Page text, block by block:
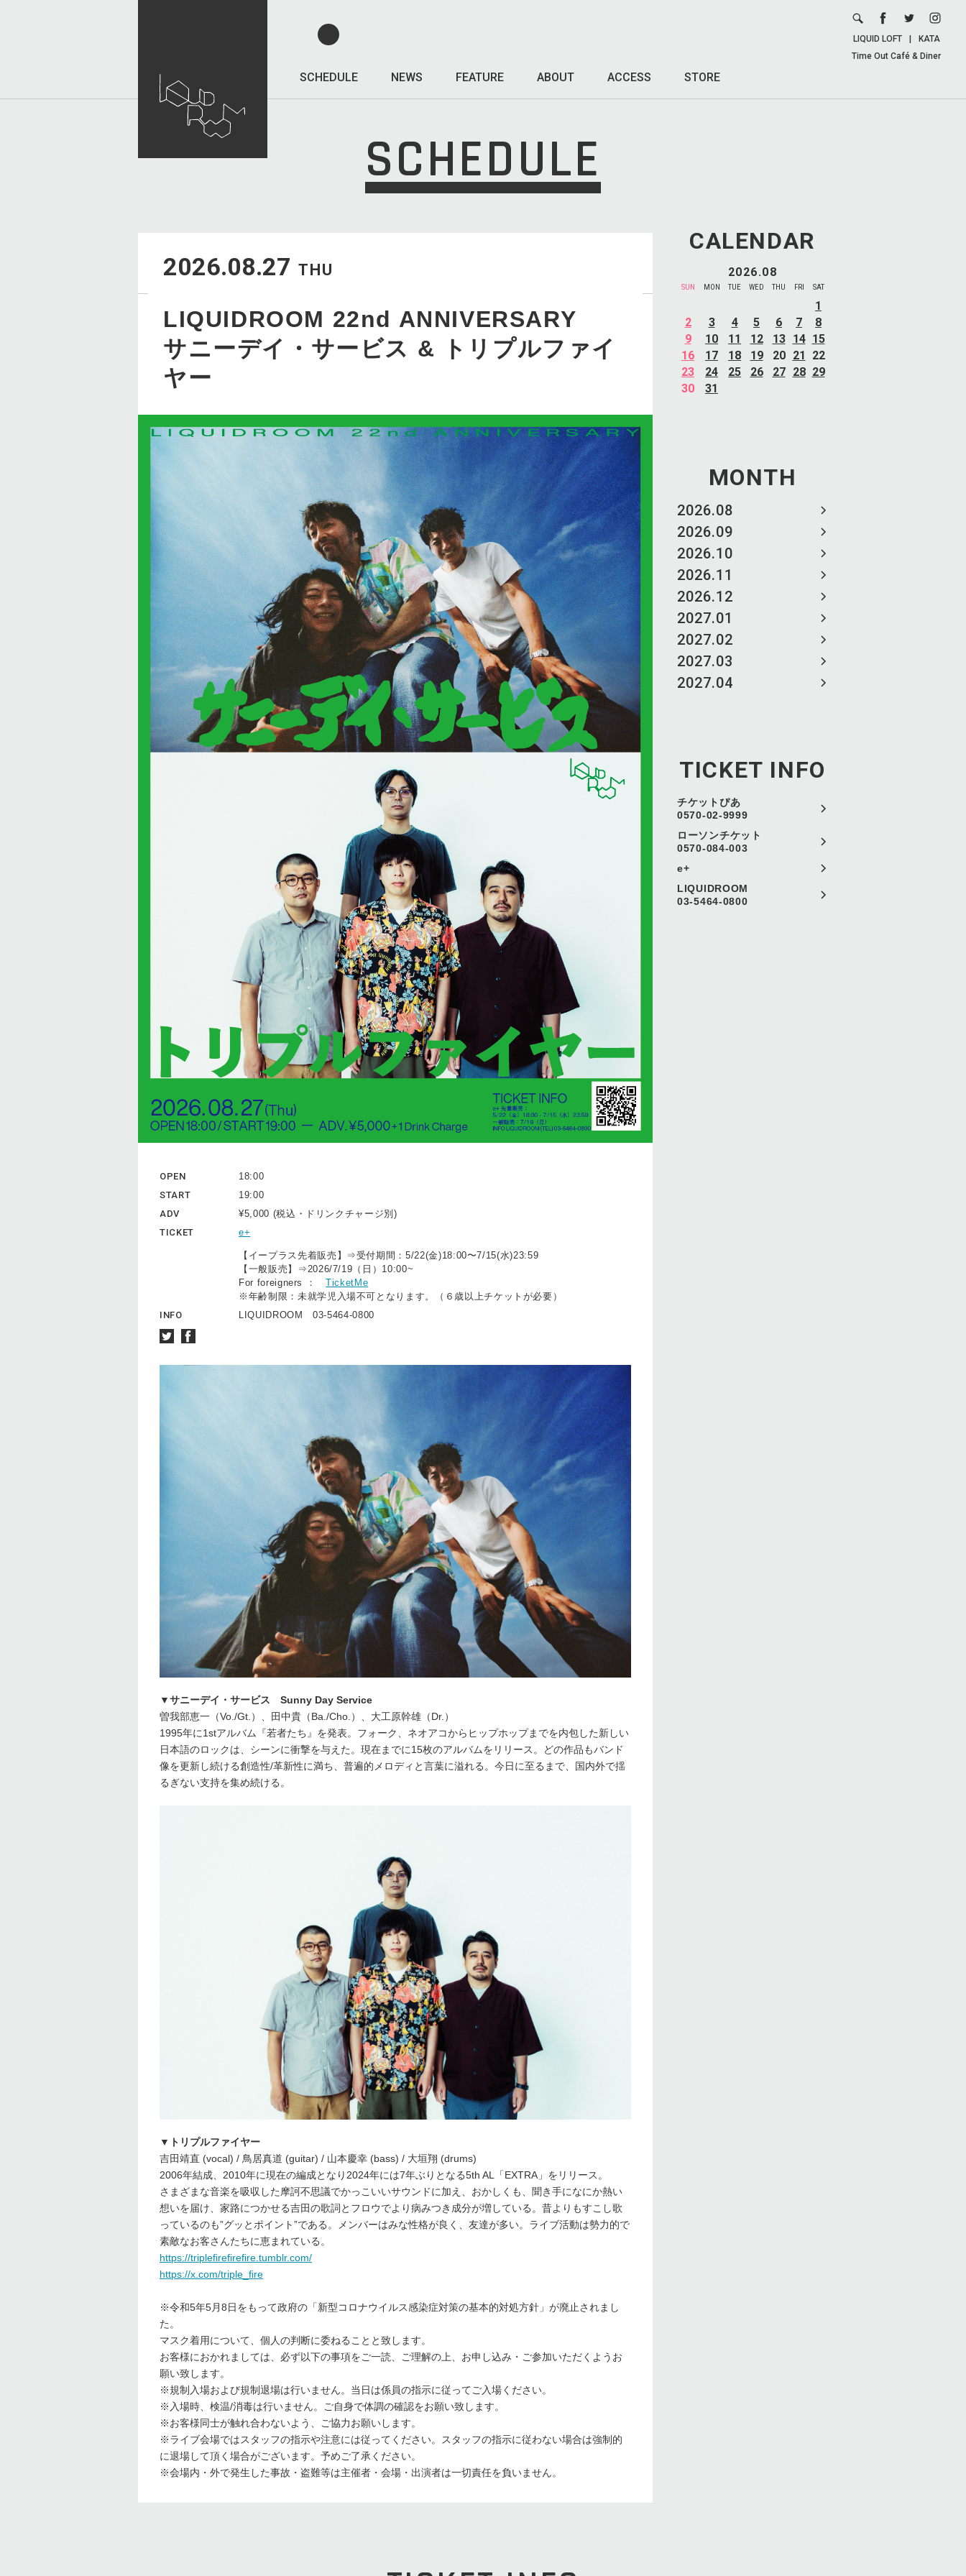
SCHEDULE NEWS FEATURE ABOUT ACCESS STORE
LIQUID LOFT
KATA
Time Out Café & Diner
SCHEDULE
CALENDAR
2026.08
SUN MON TUE WED THU FRI SAT
1
2
3 4 5 6 7
8
9
10 11 12 13 14 15
16
17 18 19 20 21
22
23
24 25 26 27 28 29
30
31
MONTH
2026.08
2026.09
2026.10
2026.11
2026.12
2027.01
2027.02
2027.03
2027.04
TICKET INFO
チケットぴあ
0570-02-9999
ローソンチケット
0570-084-003
e+
LIQUIDROOM
03-5464-0800
2026.08.27 THU
LIQUIDROOM 22nd ANNIVERSARY
サニーデイ・サービス & トリプルファイ
ヤー
OPEN
18:00
START
19:00
ADV
¥5,000 (税込・ドリンクチャージ別)
TICKET
e+
【イープラス先着販売】⇒受付期間：5/22(金)18:00〜7/15(水)23:59
【一般販売】⇒2026/7/19（日）10:00~
For foreigners ：TicketMe
※年齢制限：未就学児入場不可となります。（６歳以上チケットが必要）
INFO
LIQUIDROOM 03-5464-0800
▼サニーデイ・サービス Sunny Day Service
曽我部恵一（Vo./Gt.）、田中貴（Ba./Cho.）、大工原幹雄（Dr.）
1995年に1stアルバム『若者たち』を発表。フォーク、ネオアコからヒップホップまでを内包した新しい
日本語のロックは、シーンに衝撃を与えた。現在までに15枚のアルバムをリリース。どの作品もバンド
像を更新し続ける創造性/革新性に満ち、普遍的メロディと言葉に溢れる。今日に至るまで、国内外で揺
るぎない支持を集め続ける。
▼トリプルファイヤー
吉田靖直 (vocal) / 鳥居真道 (guitar) / 山本慶幸 (bass) / 大垣翔 (drums)
2006年結成、2010年に現在の編成となり2024年には7年ぶりとなる5th AL「EXTRA」をリリース。
さまざまな音楽を吸収した摩訶不思議でかっこいいサウンドに加え、おかしくも、聞き手になにか熱い
想いを届け、家路につかせる吉田の歌詞とフロウでより病みつき成分が増している。昔よりもすこし歌
っているのも”グッとポイント”である。メンバーはみな性格が良く、友達が多い。ライブ活動は勢力的で
素敵なお客さんたちに恵まれている。
https://triplefirefirefire.tumblr.com/
https://x.com/triple_fire
※令和5年5月8日をもって政府の「新型コロナウイルス感染症対策の基本的対処方針」が廃止されまし
た。
マスク着用について、個人の判断に委ねることと致します。
お客様におかれましては、必ず以下の事項をご一読、ご理解の上、お申し込み・ご参加いただくようお
願い致します。
※規制入場および規制退場は行いません。当日は係員の指示に従ってご入場ください。
※入場時、検温/消毒は行いません。ご自身で体調の確認をお願い致します。
※お客様同士が触れ合わないよう、ご協力お願いします。
※ライブ会場ではスタッフの指示や注意には従ってください。スタッフの指示に従わない場合は強制的
に退場して頂く場合がございます。予めご了承ください。
※会場内・外で発生した事故・盗難等は主催者・会場・出演者は一切責任を負いません。